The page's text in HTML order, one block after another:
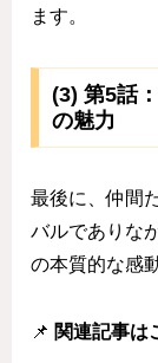
ます。
(3) 第5話
の魅力
最後に、仲間
バルでありな
の本質的な感
📌 関連記事は